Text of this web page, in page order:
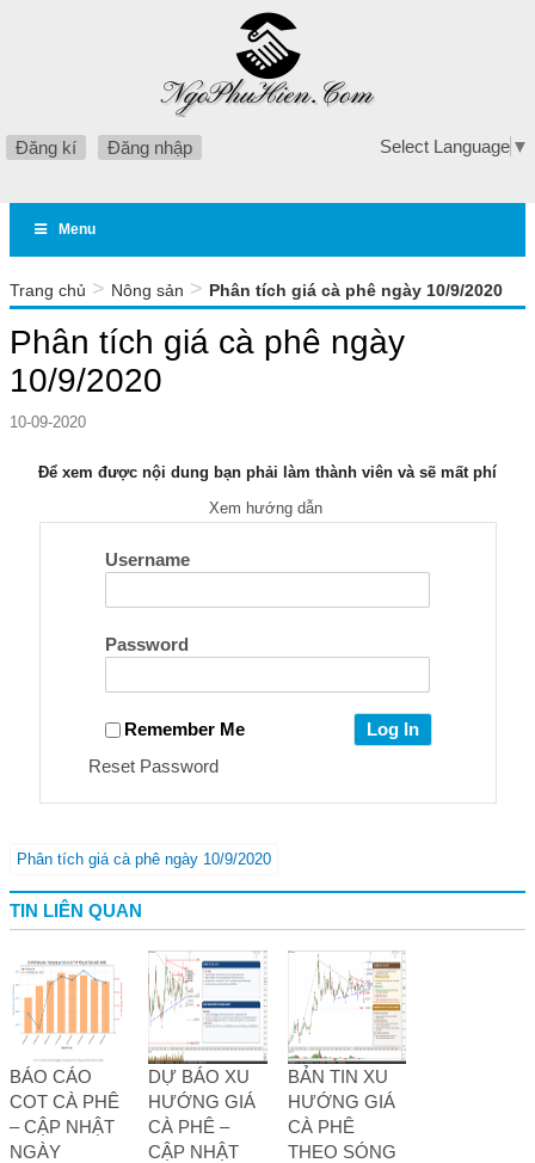
Đăng kí Đăng nhập Select Language ▼
Menu
Trang chủ > Nông sản > Phân tích giá cà phê ngày 10/9/2020
Phân tích giá cà phê ngày
10/9/2020
10-09-2020
Để xem được nội dung bạn phải làm thành viên và sẽ mất phí
Xem hướng dẫn
Username
Password
Remember Me
Reset Password
Phân tích giá cà phê ngày 10/9/2020
TIN LIÊN QUAN
BÁO CÁO
COT CÀ PHÊ
– CẬP NHẬT
NGÀY
DỰ BÁO XU
HƯỚNG GIÁ
CÀ PHÊ –
CẬP NHẬT
BẢN TIN XU
HƯỚNG GIÁ
CÀ PHÊ
THEO SÓNG